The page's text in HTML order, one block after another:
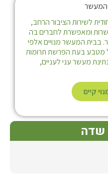
לשירות הציבור הרחב,
ומאפשרת לחברים בה
בבית המעשר מנויים אלפי
מטבע בעת הפרשת תרומות
מעשר עני לעניים,
קיים
שדה